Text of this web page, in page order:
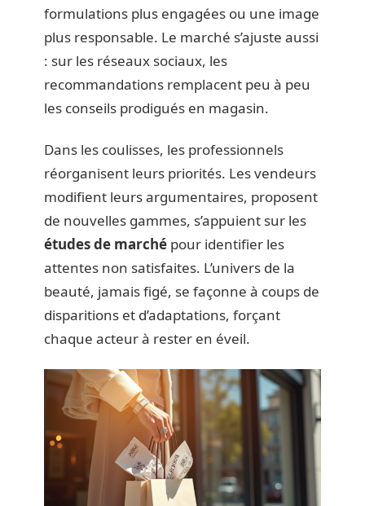
formulations plus engagées ou une image
plus responsable. Le marché s’ajuste aussi
: sur les réseaux sociaux, les
recommandations remplacent peu à peu
les conseils prodigués en magasin.
Dans les coulisses, les professionnels
réorganisent leurs priorités. Les vendeurs
modifient leurs argumentaires, proposent
de nouvelles gammes, s’appuient sur les
études de marché pour identifier les
attentes non satisfaites. L’univers de la
beauté, jamais figé, se façonne à coups de
disparitions et d’adaptations, forçant
chaque acteur à rester en éveil.